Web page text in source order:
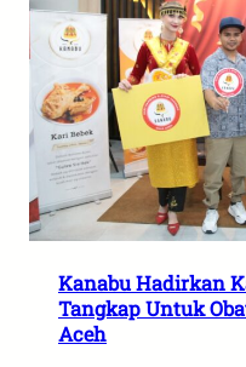
Kanabu Hadirkan
Tangkap Untuk
Aceh